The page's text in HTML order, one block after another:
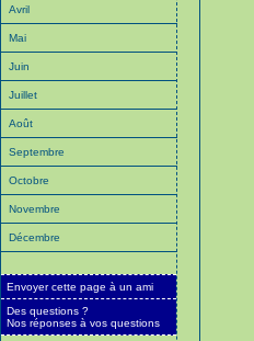
Avril
Mai
Juin
Juillet
Août
Septembre
Octobre
Novembre
Décembre
Envoyer cette page à un ami
Des questions ?
Nos réponses à vos questions